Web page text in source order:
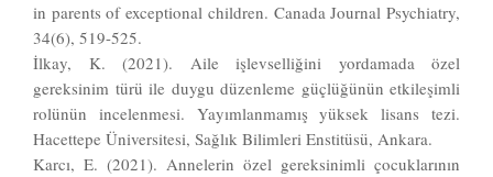
in parents of exceptional children. Canada Journal Psychiatry,
34(6), 519-525.
İlkay, K. (2021). Aile işlevselliğini yordamada özel
gereksinim türü ile duygu düzenleme güçlüğünün etkileşimli
rolünün incelenmesi. Yayımlanmamış yüksek lisans tezi.
Hacettepe Üniversitesi, Sağlık Bilimleri Enstitüsü, Ankara.
Karcı, E. (2021). Annelerin özel gereksinimli çocuklarının